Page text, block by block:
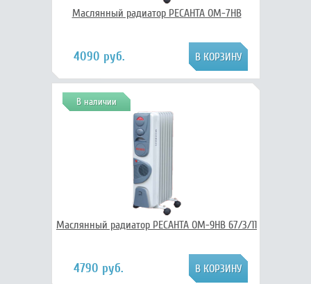
Маслянный радиатор РЕСАНТА ОМ-7НВ
4090 руб.
В наличии
Маслянный радиатор РЕСАНТА ОМ-9НВ 67/3/11
4790 руб.